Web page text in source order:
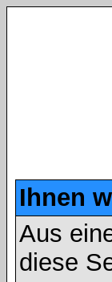
Ihnen
Aus
diese